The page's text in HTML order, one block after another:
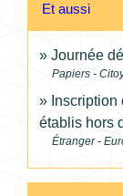
Et aussi
Journée
Papiers -
établis hors
Étranger -